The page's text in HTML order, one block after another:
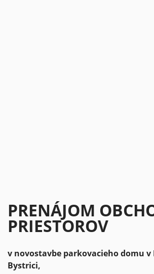
PRENÁJOM
PRIESTOROV
v novostavbe parkovacieho domu v
Bystrici,